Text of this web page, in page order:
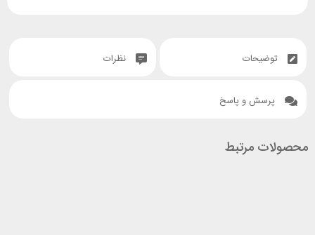
توضیحات نظرات
پرسش و پاسخ
محصولات مرتبط